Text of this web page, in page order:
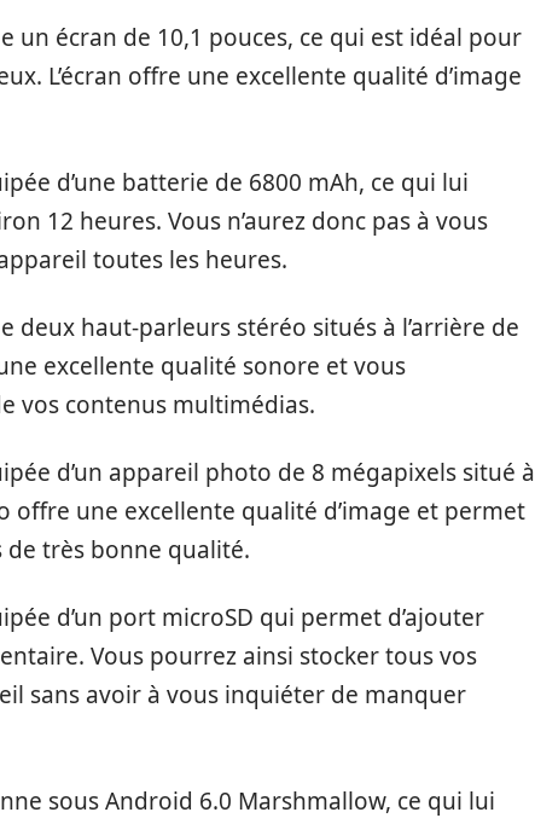
un écran de 10,1 pouces, ce qui est idéal pour
L’écran offre une excellente qualité d’image
d’une batterie de 6800 mAh, ce qui lui
12 heures. Vous n’aurez donc pas à vous
toutes les heures.
deux haut-parleurs stéréo situés à l’arrière de
excellente qualité sonore et vous
vos contenus multimédias.
d’un appareil photo de 8 mégapixels situé à
offre une excellente qualité d’image et permet
très bonne qualité.
d’un port microSD qui permet d’ajouter
Vous pourrez ainsi stocker tous vos
sans avoir à vous inquiéter de manquer
sous Android 6.0 Marshmallow, ce qui lui